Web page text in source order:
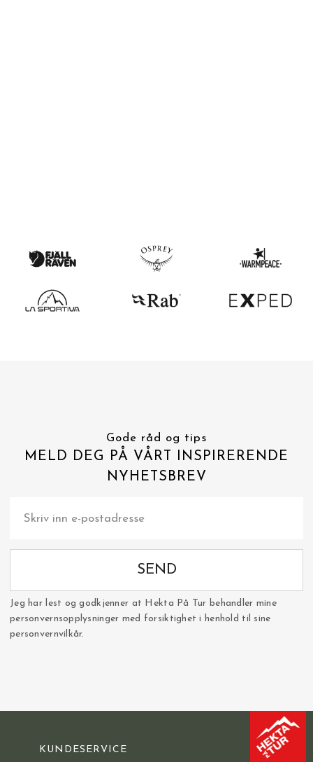
Gode råd og tips
MELD DEG PÅ VÅRT INSPIRERENDE
NYHETSBREV
SEND
Jeg har lest og godkjenner at Hekta På Tur behandler mine
personvernsopplysninger med forsiktighet i henhold til sine
personvernvilkår.
KUNDESERVICE